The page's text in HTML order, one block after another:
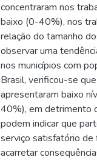
concentraram nos
baixo (0-40%), nos
relação do tamanho
observar uma
nos municípios com
Brasil, verificou-se
apresentaram baixo
40%), em detrimento
podem indicar que
serviço satisfatório de
acarretar